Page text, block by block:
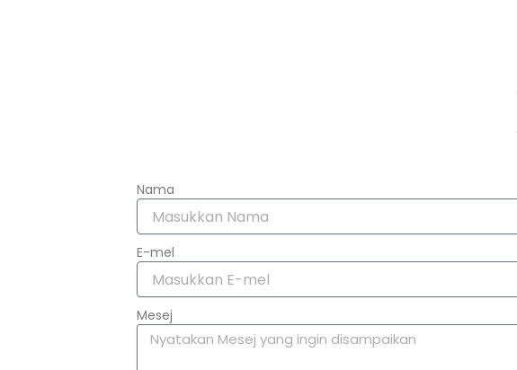
Nama
E-mel
Mesej